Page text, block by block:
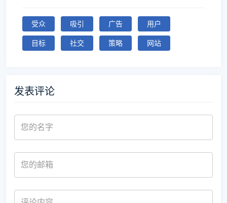
受众 吸引 广告
用户
目标
社交 策略 网站
发表评论